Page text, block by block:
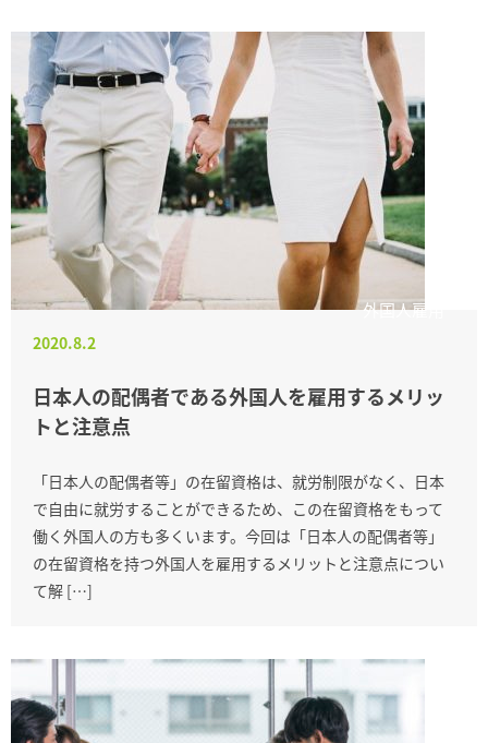
外国人雇用
2020.8.2
日本人の配偶者である外国人を雇用するメリッ
トと注意点
「日本人の配偶者等」の在留資格は、就労制限がなく、日本
で自由に就労することができるため、この在留資格をもって
働く外国人の方も多くいます。今回は「日本人の配偶者等」
の在留資格を持つ外国人を雇用するメリットと注意点につい
て解 […]